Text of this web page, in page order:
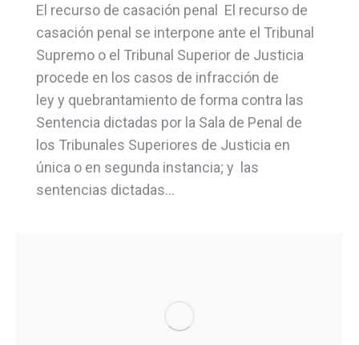
El recurso de casación penal El recurso de
casación penal se interpone ante el Tribunal
Supremo o el Tribunal Superior de Justicia
procede en los casos de infracción de
ley y quebrantamiento de forma contra las
Sentencia dictadas por la Sala de Penal de
los Tribunales Superiores de Justicia en
única o en segunda instancia; y las
sentencias dictadas…